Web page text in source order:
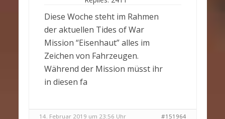
Diese Woche steht im Rahmen
der aktuellen Tides of War
Mission “Eisenhaut” alles im
Zeichen von Fahrzeugen.
Während der Mission müsst ihr
in diesen fa
14. Februar 2019 um 23:56 Uhr #151964